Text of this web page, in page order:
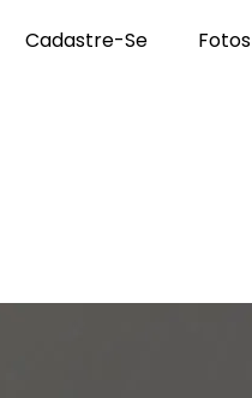
Cadastre-Se Fotos